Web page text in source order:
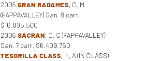
2005 GRAN RADAMES, C, M
(FAPPAVALLEY) Gan. 8 carr.
$16.805.500
2006 SACRAN, C, C (FAPPAVALLEY)
Gan. 7 carr. $6.409.750
TESORILLA CLASS, H, A (IN CLASS)